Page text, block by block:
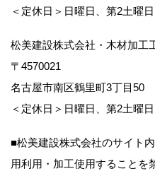
＜定休日＞日曜日、第2土曜
松美建設株式会社・木材加工
〒4570021
名古屋市南区鶴里町3丁目50
＜定休日＞日曜日、第2土曜
■松美建設株式会社のサイト
用利用・加工使用することを